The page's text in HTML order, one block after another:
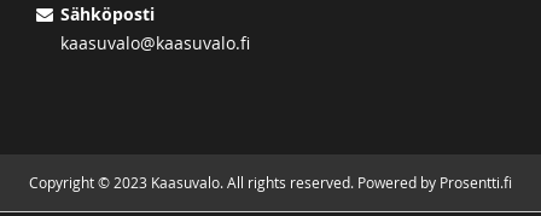
Sähköposti
kaasuvalo@kaasuvalo.fi
Copyright © 2023 Kaasuvalo. All rights reserved. Powered by Prosentti.fi